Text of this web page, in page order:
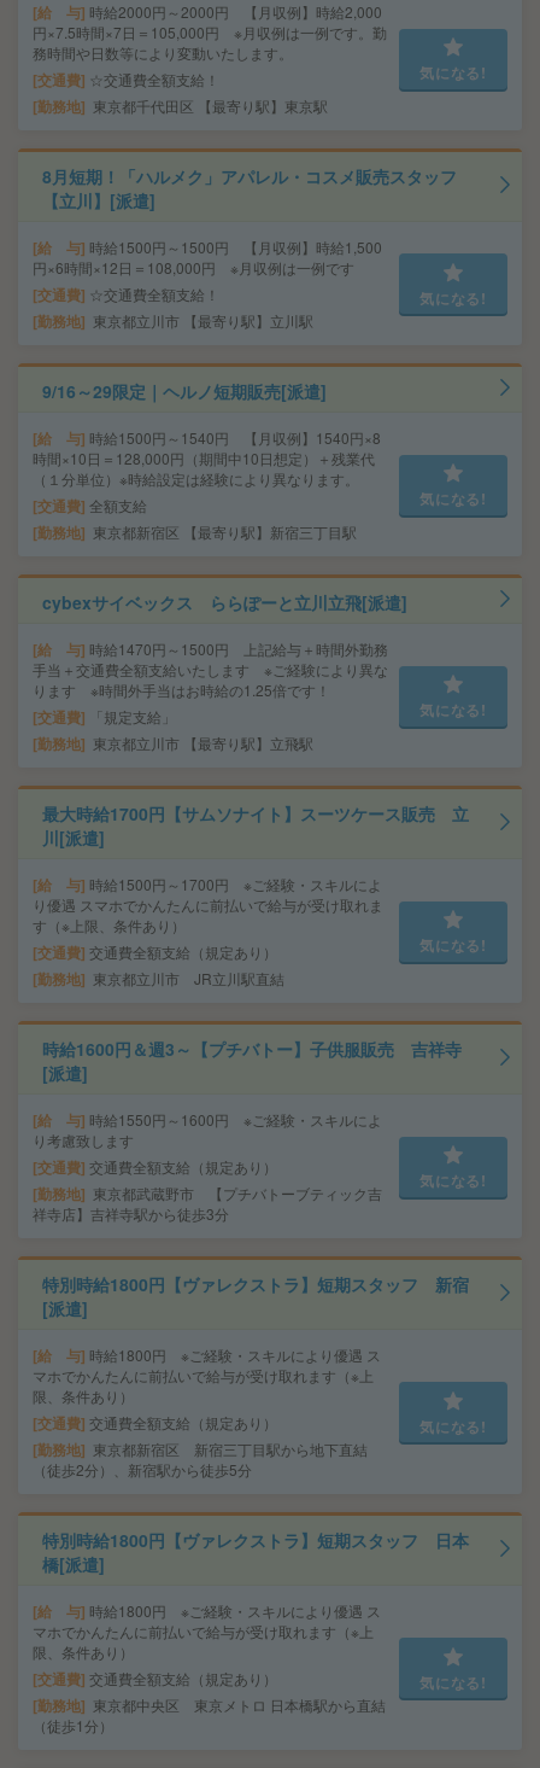
給 与 時給2000円～2000円 【月収例】時給2,000
円×7.5時間×7日＝105,000円 ※月収例は一例です。勤
務時間や日数等により変動いたします。
交通費 ☆交通費全額支給！
勤務地 東京都千代田区 【最寄り駅】東京駅
気になる!
8月短期！「ハルメク」アパレル・コスメ販売スタッフ
【立川】[派遣]
給 与 時給1500円～1500円 【月収例】時給1,500
円×6時間×12日＝108,000円 ※月収例は一例です
交通費 ☆交通費全額支給！
勤務地 東京都立川市 【最寄り駅】立川駅
気になる!
9/16～29限定｜ヘルノ短期販売[派遣]
給 与 時給1500円～1540円 【月収例】1540円×8
時間×10日＝128,000円（期間中10日想定）＋残業代
（１分単位）※時給設定は経験により異なります。
交通費 全額支給
勤務地 東京都新宿区 【最寄り駅】新宿三丁目駅
気になる!
cybexサイベックス ららぽーと立川立飛[派遣]
給 与 時給1470円～1500円 上記給与＋時間外勤務
手当＋交通費全額支給いたします ※ご経験により異な
ります ※時間外手当はお時給の1.25倍です！
交通費 「規定支給」
勤務地 東京都立川市 【最寄り駅】立飛駅
気になる!
最大時給1700円【サムソナイト】スーツケース販売 立
川[派遣]
給 与 時給1500円～1700円 ※ご経験・スキルによ
り優遇 スマホでかんたんに前払いで給与が受け取れま
す（※上限、条件あり）
交通費 交通費全額支給（規定あり）
勤務地 東京都立川市 JR立川駅直結
気になる!
時給1600円＆週3～【プチバトー】子供服販売 吉祥寺
[派遣]
給 与 時給1550円～1600円 ※ご経験・スキルによ
り考慮致します
交通費 交通費全額支給（規定あり）
勤務地
東京都武蔵野市 【プチバトーブティック吉
祥寺店】吉祥寺駅から徒歩3分
気になる!
特別時給1800円【ヴァレクストラ】短期スタッフ 新宿
[派遣]
給 与 時給1800円 ※ご経験・スキルにより優遇 ス
マホでかんたんに前払いで給与が受け取れます（※上
限、条件あり）
交通費 交通費全額支給（規定あり）
勤務地
東京都新宿区 新宿三丁目駅から地下直結
（徒歩2分）、新宿駅から徒歩5分
気になる!
特別時給1800円【ヴァレクストラ】短期スタッフ 日本
橋[派遣]
給 与 時給1800円 ※ご経験・スキルにより優遇 ス
マホでかんたんに前払いで給与が受け取れます（※上
限、条件あり）
交通費 交通費全額支給（規定あり）
勤務地
東京都中央区 東京メトロ 日本橋駅から直結
（徒歩1分）
気になる!